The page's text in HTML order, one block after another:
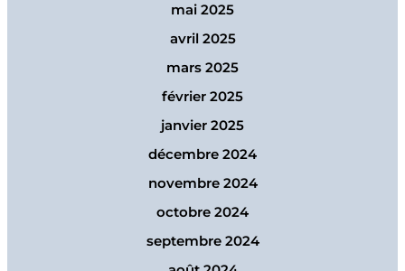
mai 2025
avril 2025
mars 2025
février 2025
janvier 2025
décembre 2024
novembre 2024
octobre 2024
septembre 2024